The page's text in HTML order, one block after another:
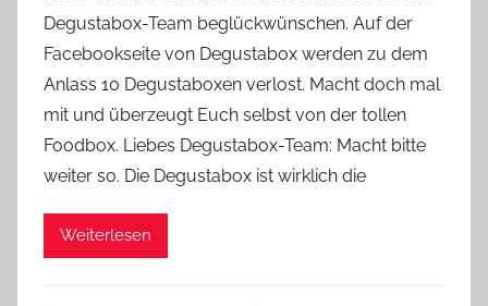
n
e
Degustabox-Team beglückwünschen. Auf der
Facebookseite von Degustabox werden zu dem
Anlass 10 Degustaboxen verlost. Macht doch mal
mit und überzeugt Euch selbst von der tollen
Foodbox. Liebes Degustabox-Team: Macht bitte
weiter so. Die Degustabox ist wirklich die
Weiterlesen